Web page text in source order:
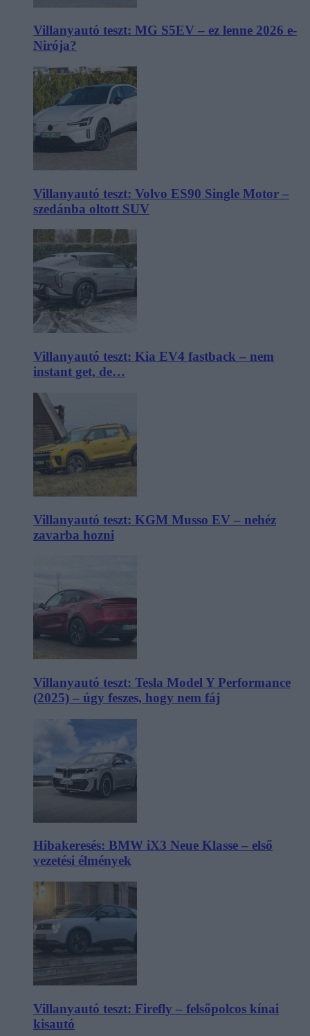
Villanyautó teszt: MG S5EV – ez lenne 2026 e-
Nirója?
Villanyautó teszt: Volvo ES90 Single Motor –
szedánba oltott SUV
Villanyautó teszt: Kia EV4 fastback – nem
instant get, de…
Villanyautó teszt: KGM Musso EV – nehéz
zavarba hozni
Villanyautó teszt: Tesla Model Y Performance
(2025) – úgy feszes, hogy nem fáj
Hibakeresés: BMW iX3 Neue Klasse – első
vezetési élmények
Villanyautó teszt: Firefly – felsőpolcos kínai
kisautó